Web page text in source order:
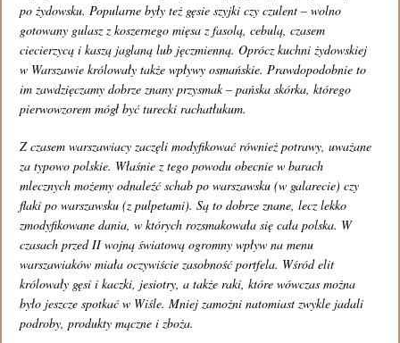
po żydowsku. Popularne były też gęsie szyjki czy czulent – wolno
gotowany gulasz z koszernego mięsa z fasolą, cebulą, czasem
ciecierzycą i kaszą jaglaną lub jęczmienną. Oprócz kuchni żydowskiej
w Warszawie królowały także wpływy osmańskie. Prawdopodobnie to
im zawdzięczamy dobrze znany przysmak – pańska skórka, którego
pierwowzorem mógł być turecki rachatłukum.
Z czasem warszawiacy zaczęli modyfikować również potrawy, uważane
za typowo polskie. Właśnie z tego powodu obecnie w barach
mlecznych możemy odnaleźć schab po warszawsku (w galarecie) czy
flaki po warszawsku (z pulpetami). Są to dobrze znane, lecz lekko
zmodyfikowane dania, w których rozsmakowała się cała polska. W
czasach przed II wojną światową ogromny wpływ na menu
warszawiaków miała oczywiście zasobność portfela. Wśród elit
królowały gęsi i kaczki, jesiotry, a także raki, które wówczas można
było jeszcze spotkać w Wiśle. Mniej zamożni natomiast zwykle jadali
podroby, produkty mączne i zboża.
Niedziela 12:00 - 21:00
Oprawę fotograficzną wykonał:
Daniel Miśko, www.danielmisko.pl
tel.: (+48) 662 261 261
e-mail:info@restauracjapapu.pl
Zobacz mapę dojazdu
Polityka prywatności
Regulamin